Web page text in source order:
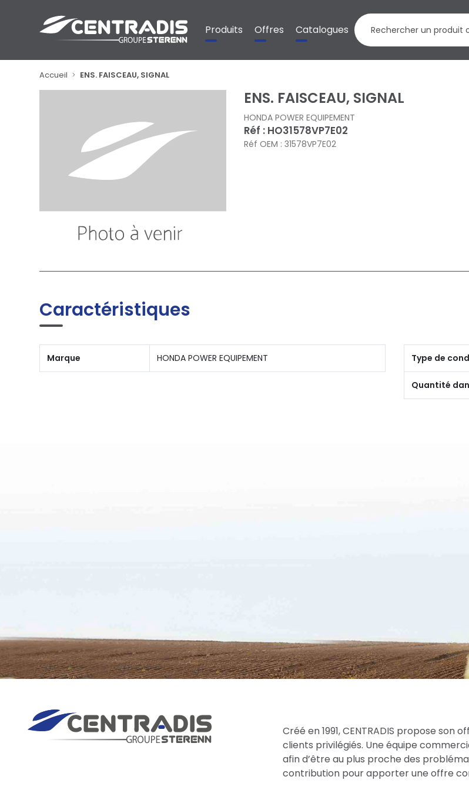
Produits Offres Catalogues
Accueil ENS. FAISCEAU, SIGNAL
ENS. FAISCEAU, SIGNAL
HONDA POWER EQUIPEMENT
Réf : HO31578VP7E02
Réf OEM : 31578VP7E02
Caractéristiques
Marque HONDA POWER EQUIPEMENT Type de
Quantité
Créé en 1991, CENTRADIS propose
clients privilégiés. Une équipe
afin d’être au plus proche des
contribution pour apporter une offre